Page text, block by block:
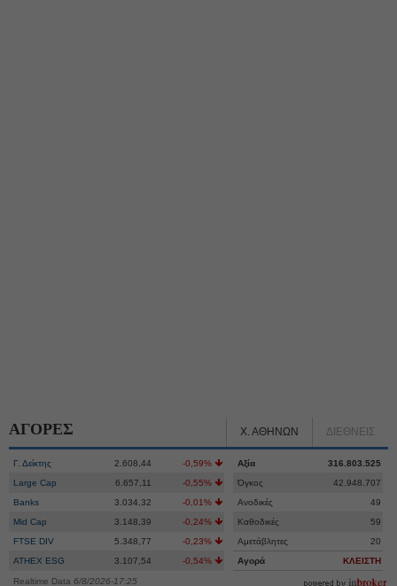
ΑΓΟΡΕΣ Χ. ΑΘΗΝΩΝ ΔΙΕΘΝΕΙΣ
Γ. Δείκτης 2.608,44
-0,59%
Large Cap
6.657,11
-0,55%
Banks
3.034,32
-0,01%
Mid Cap
3.148,39
-0,24%
FTSE DIV
5.348,77
-0,23%
ATHEX ESG
3.107,54 -0,54%
Αξία
316.803.525
Όγκος
42.948.707
Ανοδικές
49
Καθοδικές
59
Αμετάβλητες
20
Αγορά
ΚΛΕΙΣΤΗ
Realtime Data 6/8/2026-17:25